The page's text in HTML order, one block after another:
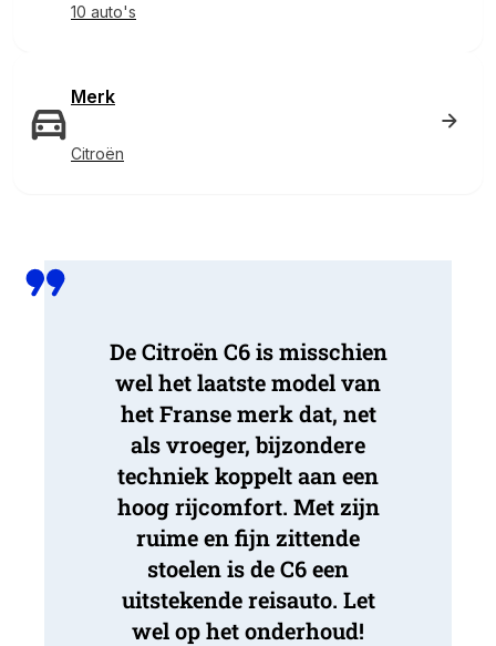
10 auto's
Merk
Citroën
De Citroën C6 is misschien
wel het laatste model van
het Franse merk dat, net
als vroeger, bijzondere
techniek koppelt aan een
hoog rijcomfort. Met zijn
ruime en fijn zittende
stoelen is de C6 een
uitstekende reisauto. Let
wel op het onderhoud!